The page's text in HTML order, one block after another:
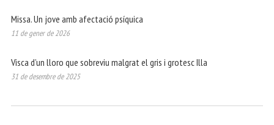
Missa. Un jove amb afectació psíquica
11 de gener de 2026
Visca d’un lloro que sobreviu malgrat el gris i grotesc Illa
31 de desembre de 2025